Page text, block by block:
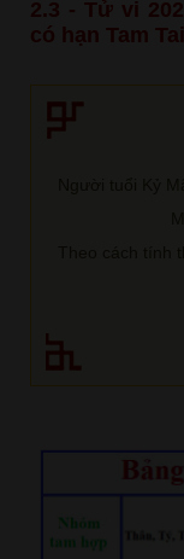
2.3 - Tử vi
có hạn Tam